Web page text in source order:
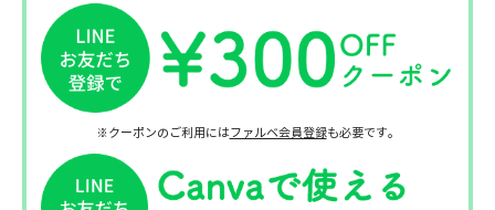
※クーポンのご利用にはファルベ会員登録も必要です。